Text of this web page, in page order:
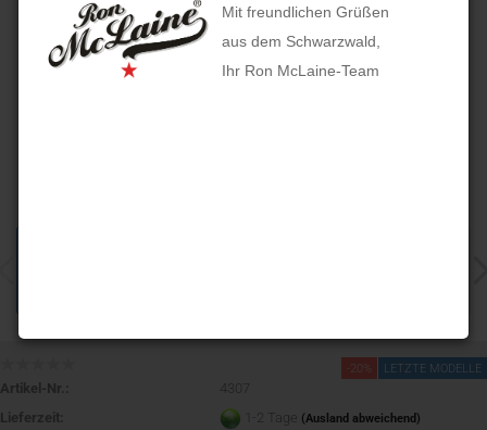
Mit freundlichen Grüßen
aus dem Schwarzwald,
Ihr Ron McLaine-Team
-20% LETZTE MODELLE
Artikel-Nr.:
4307
Lieferzeit:
1-2 Tage (Ausland abweichend)